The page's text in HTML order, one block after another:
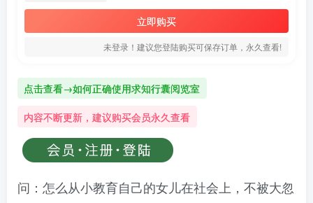
立即购买
未登录！建议您登陆购买可保存订单，永久查看!
点击查看→如何正确使用求知行囊阅览室
内容不断更新，建议购买会员永久查看
问：怎么从小教育自己的女儿在社会上，不被大忽